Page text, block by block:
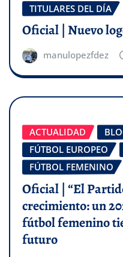
TITULARES DEL DÍA
Oficial | Nuevo
manulopezfdez
ACTUALIDAD
FÚTBOL EUROPEO
FÚTBOL FEMENINO
Oficial | “El
crecimiento: un
fútbol femenino
futuro